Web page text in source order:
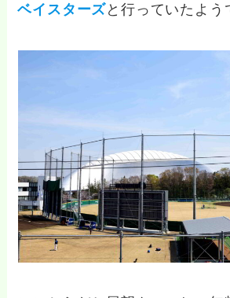
ベイスターズと行っていたよう